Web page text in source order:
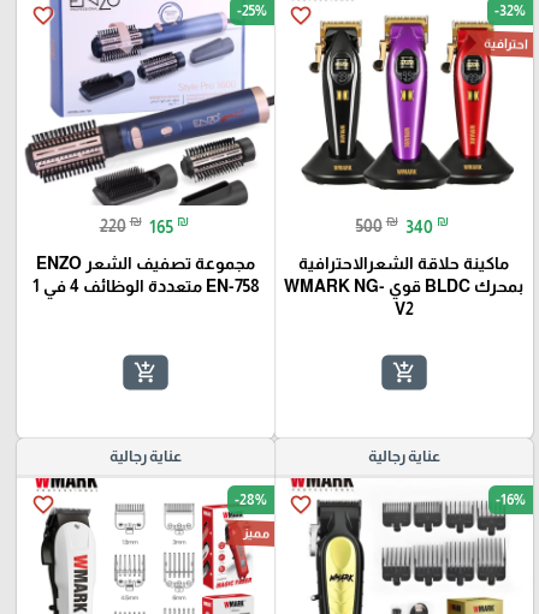
favorite_border -32%
احترافية
500 ₪ 340 ₪
ماكينة حلاقة الشعرالاحترافية
بمحرك BLDC قوي WMARK NG-
V2
add_shopping_cart
favorite_border -25%
220 ₪ 165 ₪
مجموعة تصفيف الشعر ENZO
EN-758 متعددة الوظائف 4 في 1
add_shopping_cart
عناية رجالية
favorite_border -16%
عناية رجالية
favorite_border -28%
مميز